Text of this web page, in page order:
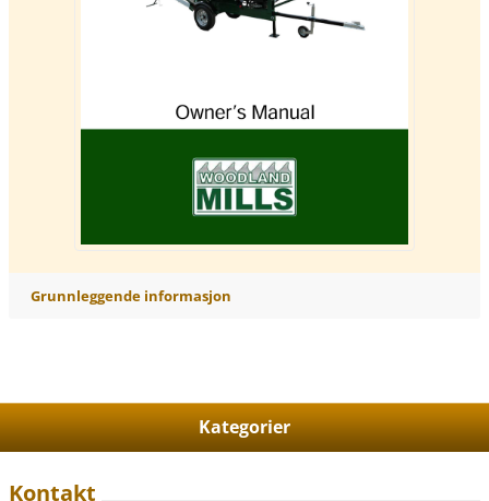
Grunnleggende informasjon
Kategorier
Kontakt